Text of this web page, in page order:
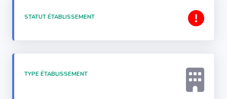
STATUT ÉTABLISSEMENT
TYPE ÉTABLISSEMENT